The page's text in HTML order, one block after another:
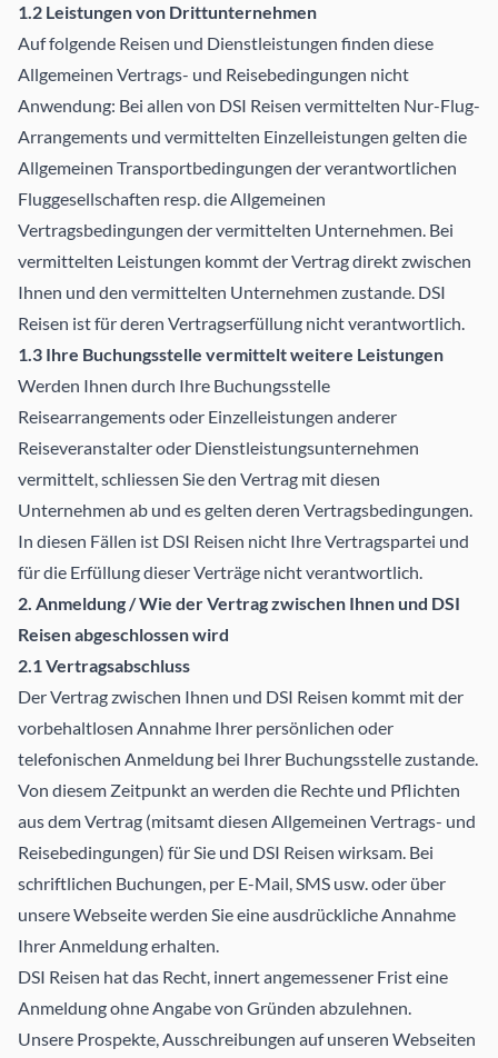
1.2 Leistungen von Drittunternehmen
Auf folgende Reisen und Dienstleistungen finden diese
Allgemeinen Vertrags- und Reisebedingungen nicht
Anwendung: Bei allen von DSI Reisen vermittelten Nur-Flug-
Arrangements und vermittelten Einzelleistungen gelten die
Allgemeinen Transportbedingungen der verantwortlichen
Fluggesellschaften resp. die Allgemeinen
Vertragsbedingungen der vermittelten Unternehmen. Bei
vermittelten Leistungen kommt der Vertrag direkt zwischen
Ihnen und den vermittelten Unternehmen zustande. DSI
Reisen ist für deren Vertragserfüllung nicht verantwortlich.
1.3 Ihre Buchungsstelle vermittelt weitere Leistungen
Werden Ihnen durch Ihre Buchungsstelle
Reisearrangements oder Einzelleistungen anderer
Reiseveranstalter oder Dienstleistungsunternehmen
vermittelt, schliessen Sie den Vertrag mit diesen
Unternehmen ab und es gelten deren Vertragsbedingungen.
In diesen Fällen ist DSI Reisen nicht Ihre Vertragspartei und
für die Erfüllung dieser Verträge nicht verantwortlich.
2. Anmeldung / Wie der Vertrag zwischen Ihnen und DSI
Reisen abgeschlossen wird
2.1 Vertragsabschluss
Der Vertrag zwischen Ihnen und DSI Reisen kommt mit der
vorbehaltlosen Annahme Ihrer persönlichen oder
telefonischen Anmeldung bei Ihrer Buchungsstelle zustande.
Von diesem Zeitpunkt an werden die Rechte und Pflichten
aus dem Vertrag (mitsamt diesen Allgemeinen Vertrags- und
Reisebedingungen) für Sie und DSI Reisen wirksam. Bei
schriftlichen Buchungen, per E-Mail, SMS usw. oder über
unsere Webseite werden Sie eine ausdrückliche Annahme
Ihrer Anmeldung erhalten.
DSI Reisen hat das Recht, innert angemessener Frist eine
Anmeldung ohne Angabe von Gründen abzulehnen.
Unsere Prospekte, Ausschreibungen auf unseren Webseiten